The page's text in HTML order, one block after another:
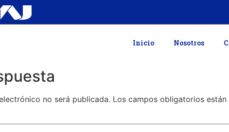
Inicio Nosotros
no será publicada. Los campos obligatorios